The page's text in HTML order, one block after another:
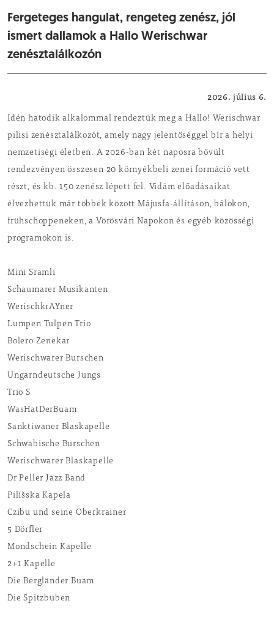
Fergeteges hangulat, rengeteg zenész, jól
ismert dallamok a Hallo Werischwar
zenésztalálkozón
2026. július 6.
Idén hatodik alkalommal rendeztük meg a Hallo! Werischwar
pilisi zenésztalálkozót, amely nagy jelentőséggel bír a helyi
nemzetiségi életben. A 2026-ban két naposra bővült
rendezvényen összesen 20 környékbeli zenei formáció vett
részt, és kb. 150 zenész lépett fel. Vidám előadásaikat
élvezhettük már többek között Májusfa-állításon, bálokon,
frühschoppeneken, a Vörösvári Napokon és egyéb közösségi
programokon is.
Mini Sramli
Schaumarer Musikanten
WerischkrAYner
Lumpen Tulpen Trio
Bolero Zenekar
Werischwarer Burschen
Ungarndeutsche Jungs
Trio S
WasHatDerBuam
Sanktiwaner Blaskapelle
Schwäbische Burschen
Werischwarer Blaskapelle
Dr Peller Jazz Band
Pilíšska Kapela
Czibu und seine Oberkrainer
5 Dörfler
Mondschein Kapelle
2+1 Kapelle
Die Bergländer Buam
Die Spitzbuben